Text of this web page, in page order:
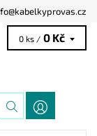
@kabelkyprovas.cz
0 ks / 0 Kč